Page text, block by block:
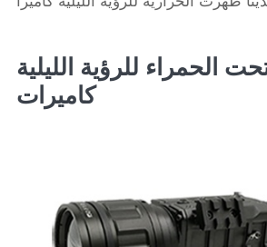
الحمراء للرؤية الليلية
كاميرات